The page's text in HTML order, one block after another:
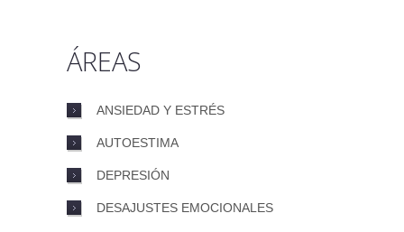
ÁREAS
ANSIEDAD Y ESTRÉS
AUTOESTIMA
DEPRESIÓN
DESAJUSTES EMOCIONALES